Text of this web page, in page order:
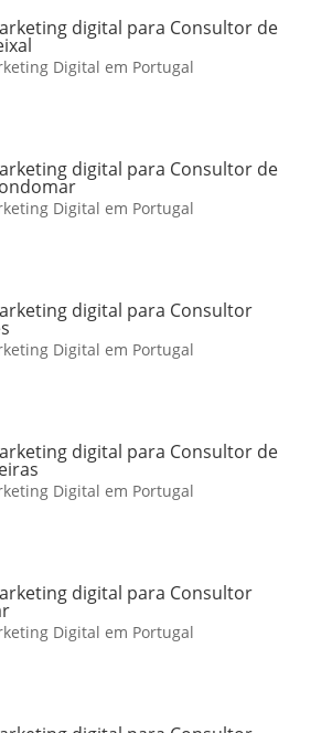
digital para Consultor de
Digital em Portugal
digital para Consultor de
Digital em Portugal
digital para Consultor
Digital em Portugal
digital para Consultor de
Digital em Portugal
digital para Consultor
Digital em Portugal